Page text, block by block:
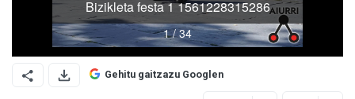
Gehitu gaitzazu Googlen